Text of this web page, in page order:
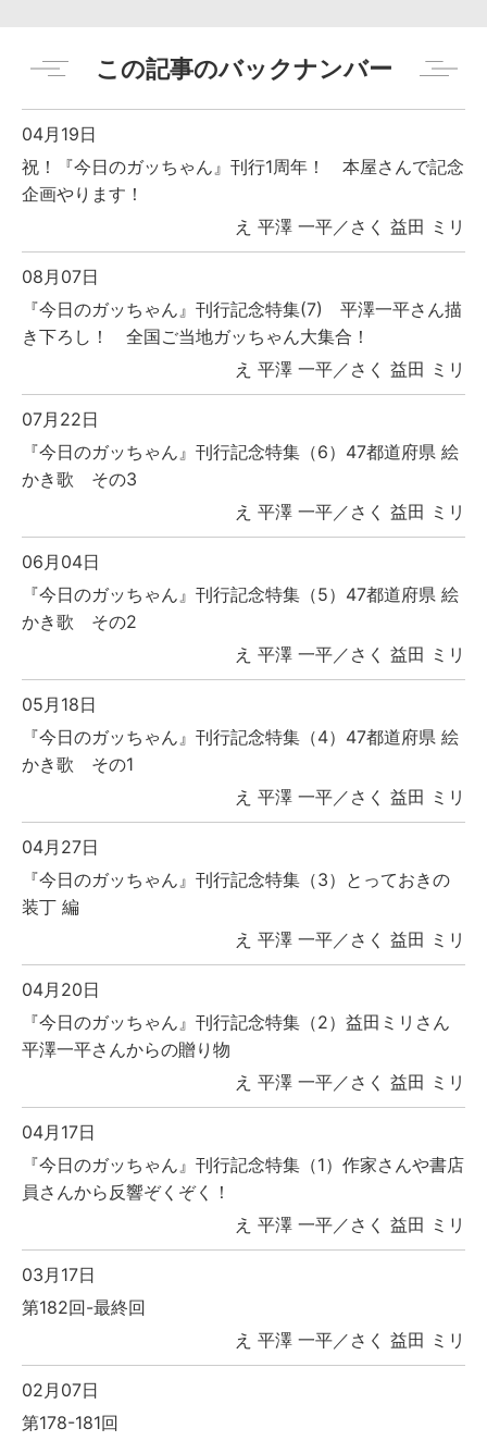
この記事のバックナンバー
04月19日
祝！『今日のガッちゃん』刊行1周年！ 本屋さんで記念
企画やります！
え 平澤 一平／さく 益田 ミリ
08月07日
『今日のガッちゃん』刊行記念特集(7) 平澤一平さん描
き下ろし！ 全国ご当地ガッちゃん大集合！
え 平澤 一平／さく 益田 ミリ
07月22日
『今日のガッちゃん』刊行記念特集（6）47都道府県 絵
かき歌 その3
え 平澤 一平／さく 益田 ミリ
06月04日
『今日のガッちゃん』刊行記念特集（5）47都道府県 絵
かき歌 その2
え 平澤 一平／さく 益田 ミリ
05月18日
『今日のガッちゃん』刊行記念特集（4）47都道府県 絵
かき歌 その1
え 平澤 一平／さく 益田 ミリ
04月27日
『今日のガッちゃん』刊行記念特集（3）とっておきの
装丁 編
え 平澤 一平／さく 益田 ミリ
04月20日
『今日のガッちゃん』刊行記念特集（2）益田ミリさん
平澤一平さんからの贈り物
え 平澤 一平／さく 益田 ミリ
04月17日
『今日のガッちゃん』刊行記念特集（1）作家さんや書店
員さんから反響ぞくぞく！
え 平澤 一平／さく 益田 ミリ
03月17日
第182回-最終回
え 平澤 一平／さく 益田 ミリ
02月07日
第178-181回